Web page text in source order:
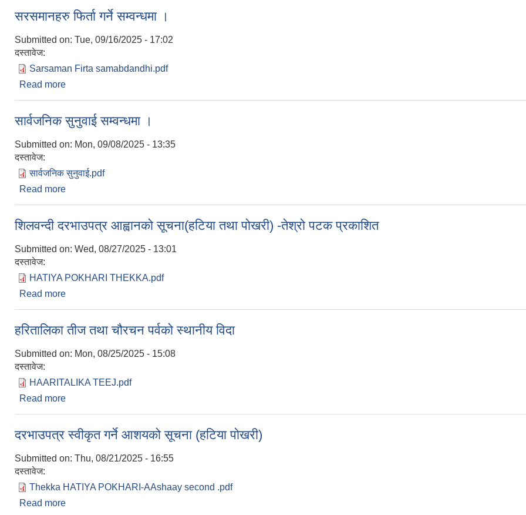
सरसमानहरु फिर्ता गर्ने सम्वन्धमा ।
Submitted on: Tue, 09/16/2025 - 17:02
दस्तावेज:
Sarsaman Firta samabdandhi.pdf
Read more
सार्वजनिक सुनुवाई सम्वन्धमा ।
Submitted on: Mon, 09/08/2025 - 13:35
दस्तावेज:
सार्वजनिक सुनुवाई.pdf
Read more
शिलवन्दी दरभाउपत्र आह्वानको सूचना(हटिया तथा पोखरी) -तेश्रो पटक प्रकाशित
Submitted on: Wed, 08/27/2025 - 13:01
दस्तावेज:
HATIYA POKHARI THEKKA.pdf
Read more
हरितालिका तीज तथा चौरचन पर्वको स्थानीय विदा
Submitted on: Mon, 08/25/2025 - 15:08
दस्तावेज:
HAARITALIKA TEEJ.pdf
Read more
दरभाउपत्र स्वीकृत गर्ने आशयको सूचना (हटिया पोखरी)
Submitted on: Thu, 08/21/2025 - 16:55
दस्तावेज:
Thekka HATIYA POKHARI-AAshaay second .pdf
Read more